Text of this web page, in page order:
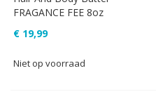
FRAGANCE FEE 8oz
€ 19,99
Niet op voorraad